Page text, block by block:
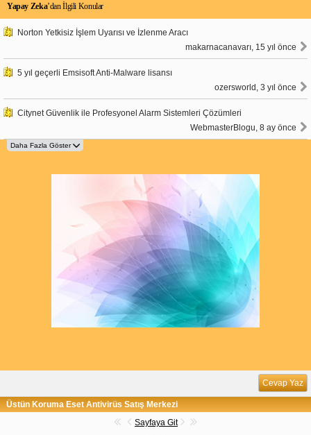
Yapay Zeka’dan İlgili Konular
Norton Yetkisiz İşlem Uyarısı ve İzlenme Aracı
makarnacanavarı, 15 yıl önce
5 yıl geçerli Emsisoft Anti-Malware lisansı
ozersworld, 3 yıl önce
Citynet Güvenlik ile Profesyonel Alarm Sistemleri Çözümleri
WebmasterBlogu, 8 ay önce
Cevap Yaz
Üstün Koruma Eset Antivirüs Satış Merkezi
Sayfaya Git